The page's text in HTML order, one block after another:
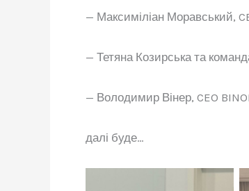
— Максиміліан Моравський,
— Тетяна Козирська та
— Володимир Вінер, CEO
далі буде…